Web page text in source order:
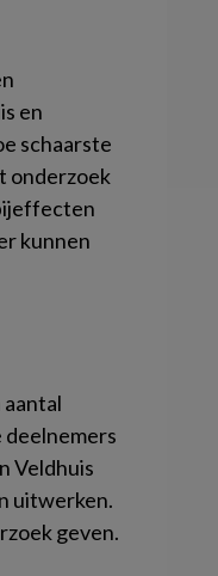
en
schaarste
onderzoek
kunnen
deelnemers
Veldhuis
uitwerken.
geven.